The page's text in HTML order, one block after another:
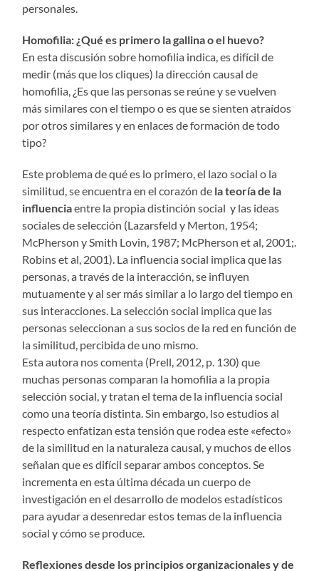
personales.
Homofilia: ¿Qué es primero la gallina o el huevo?
En esta discusión sobre homofilia indica, es difícil de
medir (más que los cliques) la dirección causal de
homofilia, ¿Es que las personas se reúne y se vuelven
más similares con el tiempo o es que se sienten atraídos
por otros similares y en enlaces de formación de todo
tipo?
Este problema de qué es lo primero, el lazo social o la
similitud, se encuentra en el corazón de la teoría de la
influenciaentre la propia distinción social y las ideas
sociales de selección (Lazarsfeld y Merton, 1954;
McPherson y Smith Lovin, 1987; McPherson et al, 2001;.
Robins et al, 2001). La influencia social implica que las
personas, a través de la interacción, se influyen
mutuamente y al ser más similar a lo largo del tiempo en
sus interacciones. La selección social implica que las
personas seleccionan a sus socios de la red en función de
la similitud, percibida de uno mismo.
Esta autora nos comenta (Prell, 2012, p. 130) que
muchas personas comparan la homofilia a la propia
selección social, y tratan el tema de la influencia social
como una teoría distinta. Sin embargo, lso estudios al
respecto enfatizan esta tensión que rodea este «efecto»
de la similitud en la naturaleza causal, y muchos de ellos
señalan que es difícil separar ambos conceptos. Se
incrementa en esta última década un cuerpo de
investigación en el desarrollo de modelos estadísticos
para ayudar a desenredar estos temas de la influencia
social y cómo se produce.
Reflexiones desde los principios organizacionales y de